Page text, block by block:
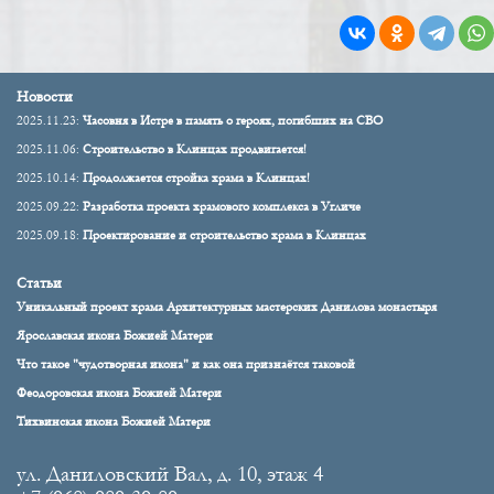
Новости
2025.11.23: Часовня в Истре в память о героях, погибших на СВО
2025.11.06: Строительство в Клинцах продвигается!
2025.10.14: Продолжается стройка храма в Клинцах!
2025.09.22: Разработка проекта храмового комплекса в Угличе
2025.09.18: Проектирование и строительство храма в Клинцах
Статьи
Уникальный проект храма Архитектурных мастерских Данилова монастыря
Ярославская икона Божией Матери
Что такое "чудотворная икона" и как она признаётся таковой
Феодоровская икона Божией Матери
Тихвинская икона Божией Матери
ул. Даниловский Вал, д. 10, этаж 4